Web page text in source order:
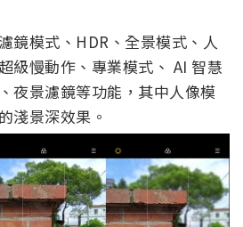
鏡模式、HDR、全景模式、人
級慢動作、專業模式、 AI 智慧
夜景濾鏡等功能，其中人像模
淺景深效果。